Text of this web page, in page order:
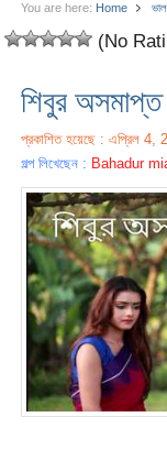
You are here: Home
(No
শিবুর
প্রকাশিত হয়েছে : এপ্রিল 4,
গল্প লিখেছেন : Bahadur